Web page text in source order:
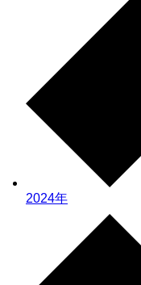
2024年